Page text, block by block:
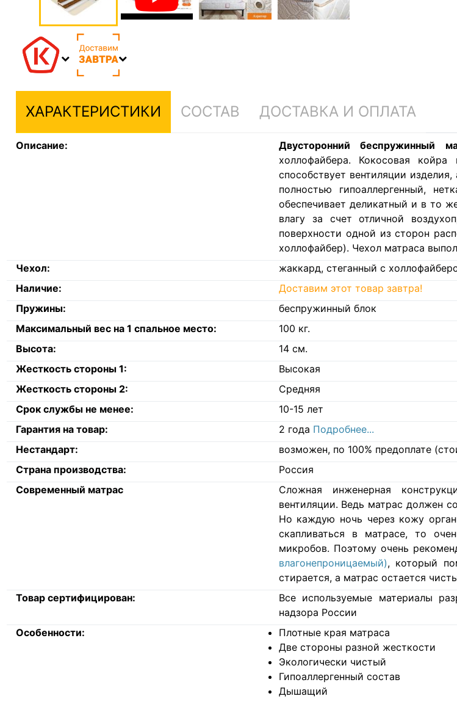
ХАРАКТЕРИСТИКИ СОСТАВ ДОСТАВКА И ОПЛАТА
Описание: Двусторонний беспружинный
холлофайбера. Кокосовая койра
способствует вентиляции
полностью гипоаллергенный,
обеспечивает деликатный и в то
влагу за счет отличной
поверхности одной из сторон
холлофайбер). Чехол матраса
Чехол:
жаккард, стеганный с
Наличие:
Доставим этот товар завтра!
Пружины:
беспружинный блок
Максимальный вес на 1 спальное место:
100 кг.
Высота:
14 см.
Жесткость стороны 1:
Высокая
Жесткость стороны 2:
Средняя
Срок службы не менее:
10-15 лет
Гарантия на товар:
2 года Подробнее...
Нестандарт:
возможен, по 100% предоплате
Страна производства:
Россия
Современный матрас
Cложная инженерная
вентиляции. Ведь матрас должен
Но каждую ночь через кожу
скапливаться в матрасе, то
микробов. Поэтому очень
влагонепроницаемый), который
стирается, а матрас остается
Товар сертифицирован:
Все используемые материалы
надзора России
Особенности:
Плотные края матраса
Две стороны разной жесткости
Экологически чистый
Гипоаллергенный состав
Дышащий